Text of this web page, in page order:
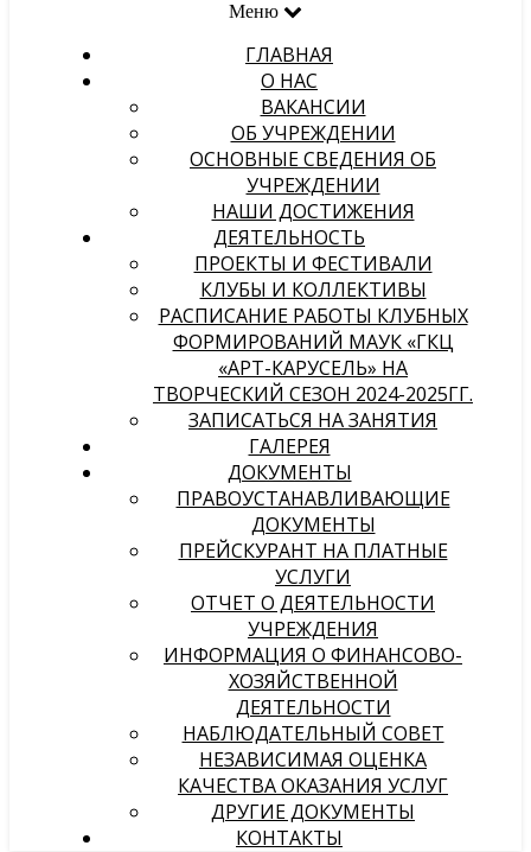
Меню
ГЛАВНАЯ
О НАС
ВАКАНСИИ
ОБ УЧРЕЖДЕНИИ
ОСНОВНЫЕ СВЕДЕНИЯ ОБ
УЧРЕЖДЕНИИ
НАШИ ДОСТИЖЕНИЯ
ДЕЯТЕЛЬНОСТЬ
ПРОЕКТЫ И ФЕСТИВАЛИ
КЛУБЫ И КОЛЛЕКТИВЫ
РАСПИСАНИЕ РАБОТЫ КЛУБНЫХ
ФОРМИРОВАНИЙ МАУК «ГКЦ
«АРТ-КАРУСЕЛЬ» НА
ТВОРЧЕСКИЙ СЕЗОН 2024-2025ГГ.
ЗАПИСАТЬСЯ НА ЗАНЯТИЯ
ГАЛЕРЕЯ
ДОКУМЕНТЫ
ПРАВОУСТАНАВЛИВАЮЩИЕ
ДОКУМЕНТЫ
ПРЕЙСКУРАНТ НА ПЛАТНЫЕ
УСЛУГИ
ОТЧЕТ О ДЕЯТЕЛЬНОСТИ
УЧРЕЖДЕНИЯ
ИНФОРМАЦИЯ О ФИНАНСОВО-
ХОЗЯЙСТВЕННОЙ
ДЕЯТЕЛЬНОСТИ
НАБЛЮДАТЕЛЬНЫЙ СОВЕТ
НЕЗАВИСИМАЯ ОЦЕНКА
КАЧЕСТВА ОКАЗАНИЯ УСЛУГ
ДРУГИЕ ДОКУМЕНТЫ
КОНТАКТЫ